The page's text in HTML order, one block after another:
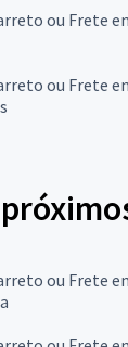
ou Frete
ou Frete
ou Frete